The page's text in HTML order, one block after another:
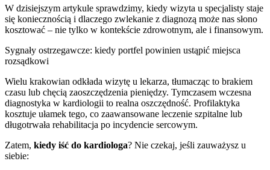
W dzisiejszym artykule sprawdzimy, kiedy wizyta u specjalisty staje
się koniecznością i dlaczego zwlekanie z diagnozą może nas słono
kosztować – nie tylko w kontekście zdrowotnym, ale i finansowym.
Sygnały ostrzegawcze: kiedy portfel powinien ustąpić miejsca
rozsądkowi
Wielu krakowian odkłada wizytę u lekarza, tłumacząc to brakiem
czasu lub chęcią zaoszczędzenia pieniędzy. Tymczasem wczesna
diagnostyka w kardiologii to realna oszczędność. Profilaktyka
kosztuje ułamek tego, co zaawansowane leczenie szpitalne lub
długotrwała rehabilitacja po incydencie sercowym.
Zatem, kiedy iść do kardiologa? Nie czekaj, jeśli zauważysz u
siebie: